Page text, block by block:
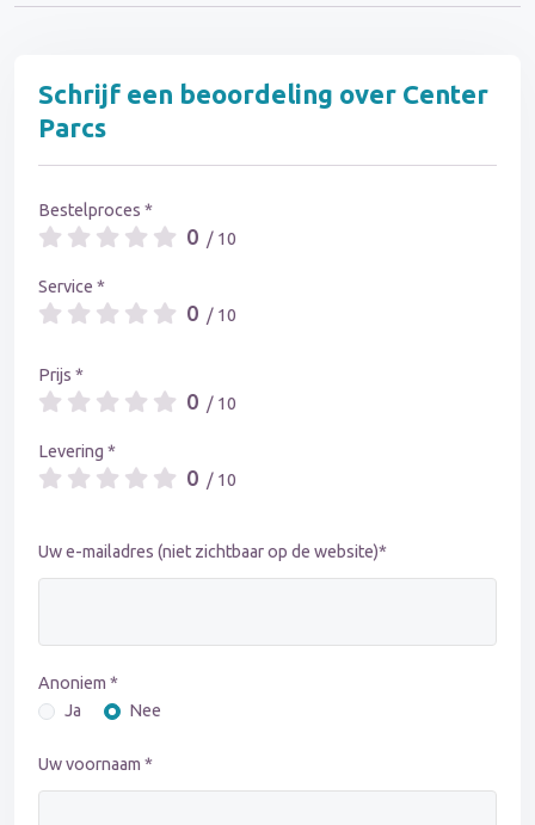
Schrijf een beoordeling over Center
Parcs
Bestelproces *
0 / 10
Service *
0 / 10
Prijs *
0 / 10
Levering *
0 / 10
Uw e-mailadres (niet zichtbaar op de website)*
Anoniem *
Ja
Nee
Uw voornaam *